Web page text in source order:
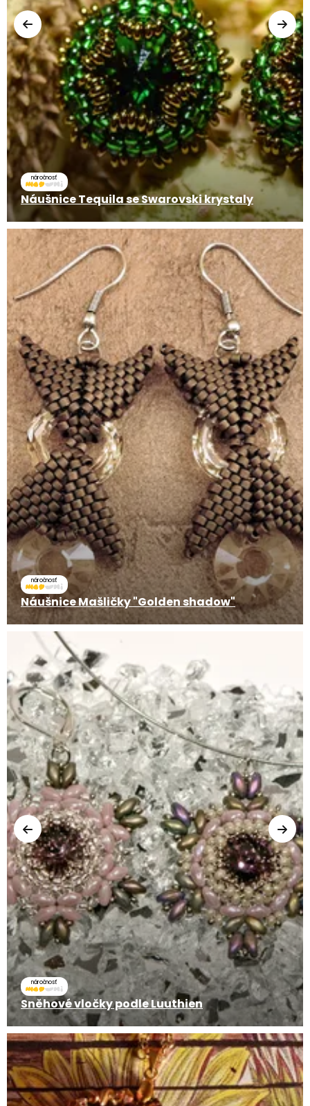
náročnosť
Náušnice Tequila se Swarovski krystaly
náročnosť
Náušnice Mašličky "Golden shadow"
náročnosť
Sněhové vločky podle Luuthien